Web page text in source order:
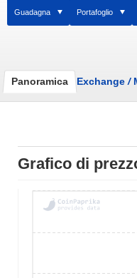
Guadagna Portafoglio
Panoramica Exchange /
Grafico di